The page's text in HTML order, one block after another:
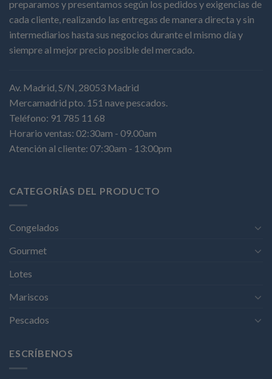
preparamos y presentamos según los pedidos y exigencias de
cada cliente, realizando las entregas de manera directa y sin
intermediarios hasta sus negocios durante el mismo día y
siempre al mejor precio posible del mercado.
Av. Madrid, S/N, 28053 Madrid
Mercamadrid pto. 151 nave pescados.
Teléfono: 91 785 11 68
Horario ventas: 02:30am - 09.00am
Atención al cliente: 07:30am - 13:00pm
CATEGORÍAS DEL PRODUCTO
Congelados
Gourmet
Lotes
Mariscos
Pescados
ESCRÍBENOS